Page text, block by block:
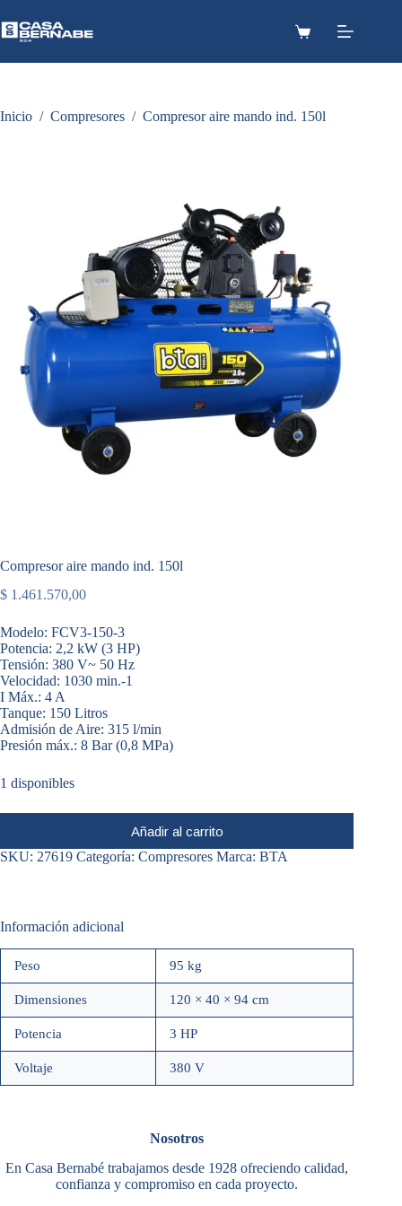
al
contenido
Carro
Inicio / Compresores / Compresor aire mando ind. 150l
Compresor aire mando ind. 150l
$ 1.461.570,00
Modelo: FCV3-150-3
Potencia: 2,2 kW (3 HP)
Tensión: 380 V~ 50 Hz
Velocidad: 1030 min.-1
I Máx.: 4 A
Tanque: 150 Litros
Admisión de Aire: 315 l/min
Presión máx.: 8 Bar (0,8 MPa)
1 disponibles
Añadir al carrito
SKU: 27619 Categoría: Compresores Marca: BTA
Información adicional
Peso 95 kg
Dimensiones 120 × 40 × 94 cm
Potencia 3 HP
Voltaje 380 V
Nosotros
En Casa Bernabé trabajamos desde 1928 ofreciendo calidad,
confianza y compromiso en cada proyecto.